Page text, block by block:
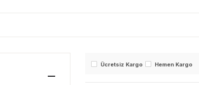
Ücretsiz Kargo Hemen Kargo